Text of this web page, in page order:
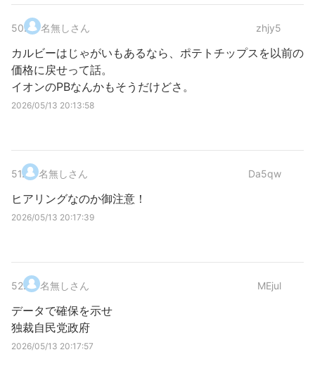
50. 名無しさん zhjy5
カルビーはじゃがいもあるなら、ポテトチップスを以前の
価格に戻せって話。
イオンのPBなんかもそうだけどさ。
2026/05/13 20:13:58
51. 名無しさん Da5qw
ヒアリングなのか御注意！
2026/05/13 20:17:39
52. 名無しさん MEjul
データで確保を示せ
独裁自民党政府
2026/05/13 20:17:57